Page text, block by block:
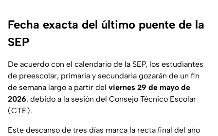
Fecha exacta del último puente de la
SEP
De acuerdo con el calendario de la SEP, los estudiantes
de preescolar, primaria y secundaria gozarán de un fin
de semana largo a partir del viernes 29 de mayo de
2026, debido a la sesión del Consejo Técnico Escolar
(CTE).
Este descanso de tres días marca la recta final del año